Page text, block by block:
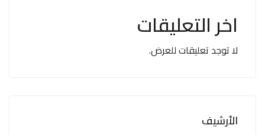
اخر التعليقات
لا توجد تعليقات للعرض.
الأرشيف